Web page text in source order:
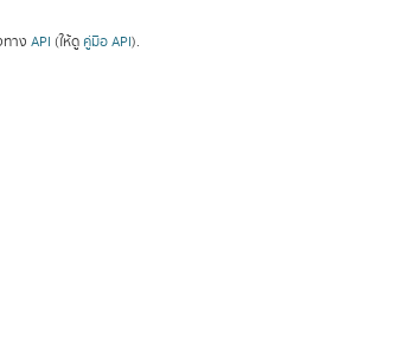
าง API (ให้ดู คู่มือ API).